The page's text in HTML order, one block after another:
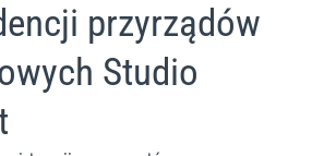
przyrządów
Studio